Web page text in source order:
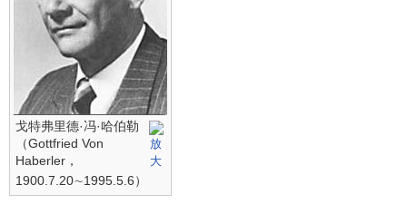
戈特弗里德·冯·哈伯勒
（Gottfried Von
Haberler，
1900.7.20∼1995.5.6）